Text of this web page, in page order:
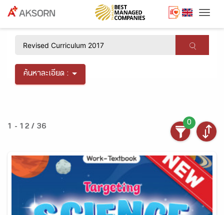
ค้นหาละเอียด :
1 - 12 / 36
0